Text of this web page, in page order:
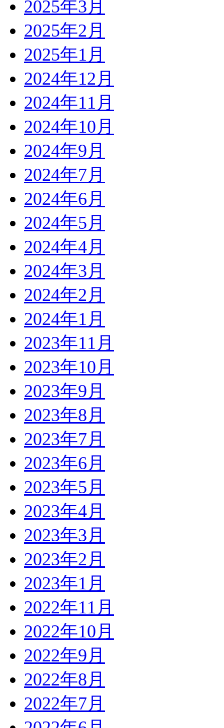
2025年3月
2025年2月
2025年1月
2024年12月
2024年11月
2024年10月
2024年9月
2024年7月
2024年6月
2024年5月
2024年4月
2024年3月
2024年2月
2024年1月
2023年11月
2023年10月
2023年9月
2023年8月
2023年7月
2023年6月
2023年5月
2023年4月
2023年3月
2023年2月
2023年1月
2022年11月
2022年10月
2022年9月
2022年8月
2022年7月